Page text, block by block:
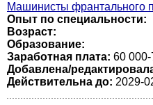
Машинисты франтального
Опыт по специальности:
Возраст:
Образование:
Заработная плата: 60
Добавлена/
Действительна до: 2029-